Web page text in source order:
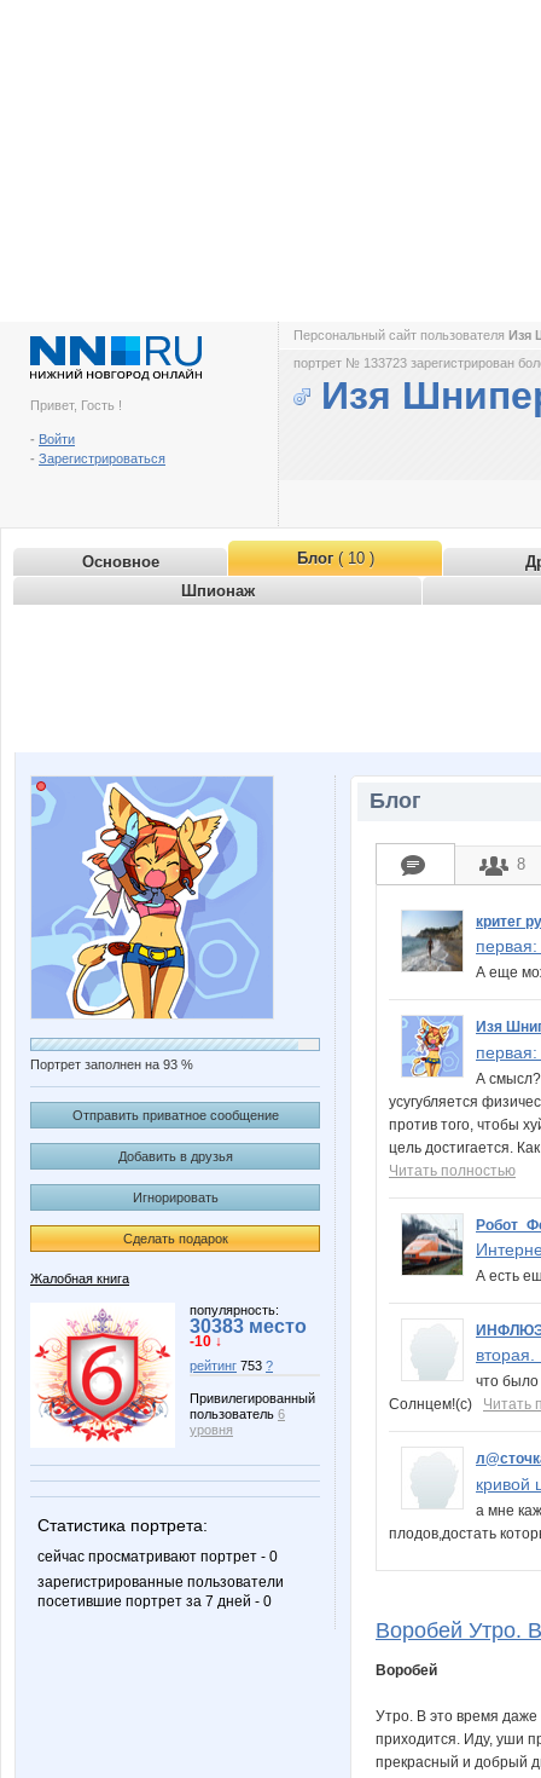
Привет, Гость !
- Войти
- Зарегистрироваться
Персональный сайт пользователя Изя
портрет № 133723 зарегистрирован
Изя
Основное Блог( 10 )
Шпионаж
Портрет заполнен на 93 %
Отправить приватное сообщение
Добавить в друзья
Игнорировать
Сделать подарок
Жалобная книга
популярность:
30383 место
-10 ↓
рейтинг 753 ?
Привилегированный
пользователь 6
уровня
Статистика портрета:
сейчас просматривают портрет - 0
зарегистрированные пользователи
посетившие портрет за 7 дней - 0
Блог
8
критег
А еще
Изя
А
усугубляется
против того, чтобы
цель достигается.
Читать полностью
А есть
что было
Солнцем!(с) Читать
кривой
а мне
плодов,достать
Воробей Утро.
Воробей
Утро. В это время
приходится. Иду, уши
прекрасный и добрый